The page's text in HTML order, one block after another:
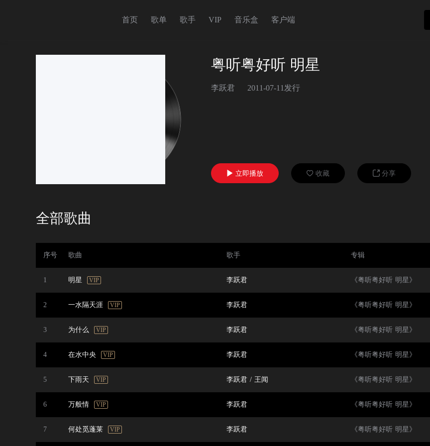
首页 歌单 歌手 VIP 音乐盒 客户端
粤听粤好听 明星
李跃君 2011-07-11发行
 立即播放  收藏  分享
全部歌曲
序号 歌曲 歌手 专辑
1 明星 VIP 李跃君 《粤听粤好听 明星》
2 一水隔天涯 VIP 李跃君 《粤听粤好听 明星》
3 为什么 VIP 李跃君 《粤听粤好听 明星》
4 在水中央 VIP 李跃君 《粤听粤好听 明星》
5 下雨天 VIP 李跃君 / 王闻 《粤听粤好听 明星》
6 万般情 VIP 李跃君 《粤听粤好听 明星》
7 何处觅蓬莱 VIP 李跃君 《粤听粤好听 明星》